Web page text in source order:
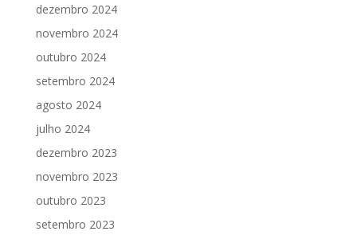
dezembro 2024
novembro 2024
outubro 2024
setembro 2024
agosto 2024
julho 2024
dezembro 2023
novembro 2023
outubro 2023
setembro 2023